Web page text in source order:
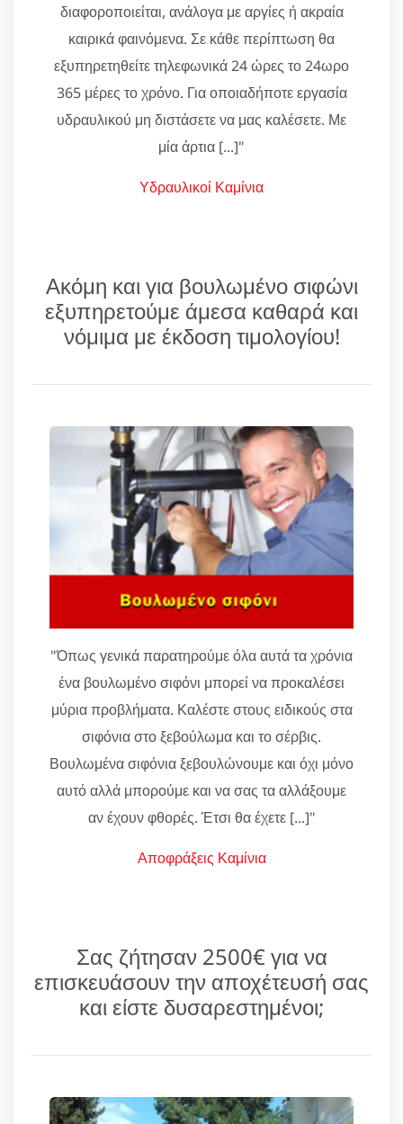
διαφοροποιείται, ανάλογα με αργίες ή ακραία
καιρικά φαινόμενα. Σε κάθε περίπτωση θα
εξυπηρετηθείτε τηλεφωνικά 24 ώρες το 24ωρο
365 μέρες το χρόνο. Για οποιαδήποτε εργασία
υδραυλικού μη διστάσετε να μας καλέσετε. Με
μία άρτια [...]"
Υδραυλικοί Καμίνια
Ακόμη και για βουλωμένο σιφώνι
εξυπηρετούμε άμεσα καθαρά και
νόμιμα με έκδοση τιμολογίου!
"Όπως γενικά παρατηρούμε όλα αυτά τα χρόνια
ένα βουλωμένο σιφόνι μπορεί να προκαλέσει
μύρια προβλήματα. Καλέστε στους ειδικούς στα
σιφόνια στο ξεβούλωμα και το σέρβις.
Βουλωμένα σιφόνια ξεβουλώνουμε και όχι μόνο
αυτό αλλά μπορούμε και να σας τα αλλάξουμε
αν έχουν φθορές. Έτσι θα έχετε [...]"
Αποφράξεις Καμίνια
Σας ζήτησαν 2500€ για να
επισκευάσουν την αποχέτευσή σας
και είστε δυσαρεστημένοι;